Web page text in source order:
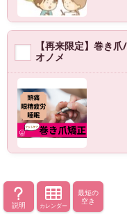
【再来限定】巻き
オノメ
説明 カレンダー
最短の
空き